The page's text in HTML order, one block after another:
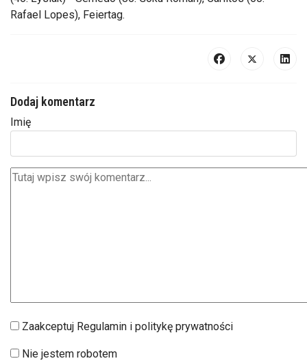
Rafael Lopes), Feiertag.
Dodaj komentarz
Imię
Zaakceptuj Regulamin i politykę prywatności
Nie jestem robotem